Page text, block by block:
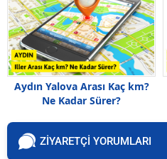
Aydın Yalova Arası Kaç km?
Ne Kadar Sürer?
ZİYARETÇİ YORUMLARI